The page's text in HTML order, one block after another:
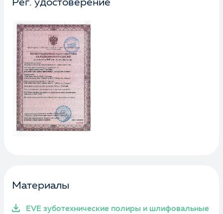
Рег. удостоверение
Материалы
EVE зуботехнические полиры и шлифовальные